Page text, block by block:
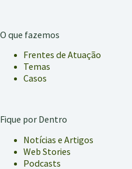
O que fazemos
Frentes de Atuação
Temas
Casos
Fique por Dentro
Notícias e Artigos
Web Stories
Podcasts